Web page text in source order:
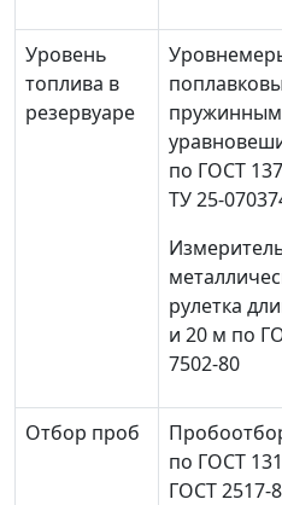
Уровень
топлива в
резервуаре
пружинным
по ГОСТ
ТУ 25-
рулетка
и 20 м по
7502-80
Отбор проб
по ГОСТ
ГОСТ 2517-